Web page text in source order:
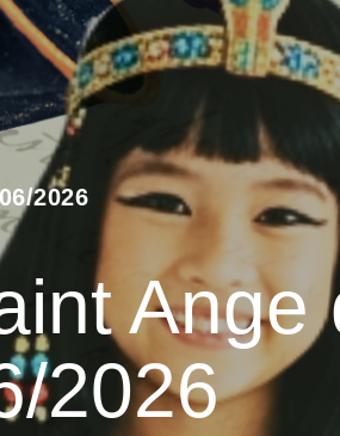
2026
Ange
2026